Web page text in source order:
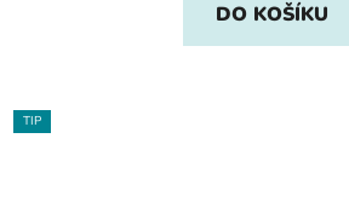
DO KOŠÍKU
TIP